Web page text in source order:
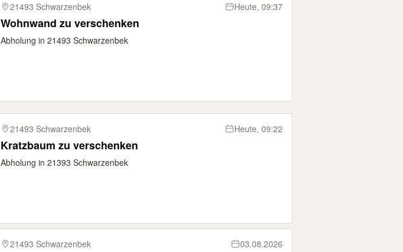
21493 Schwarzenbek Heute, 09:37
Wohnwand zu verschenken
Abholung in 21493 Schwarzenbek
21493 Schwarzenbek Heute, 09:22
Kratzbaum zu verschenken
Abholung in 21393 Schwarzenbek
21493 Schwarzenbek 03.08.2026